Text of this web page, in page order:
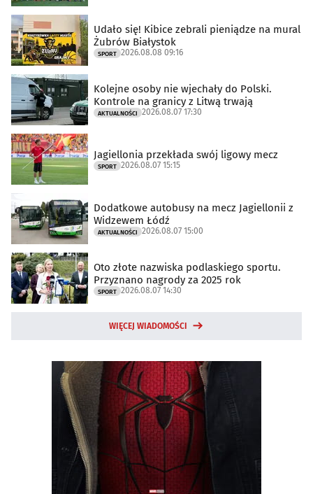
Udało się! Kibice zebrali pieniądze na mural
Żubrów Białystok
SPORT 2026.08.08 09:16
Kolejne osoby nie wjechały do Polski.
Kontrole na granicy z Litwą trwają
AKTUALNOŚCI 2026.08.07 17:30
Jagiellonia przekłada swój ligowy mecz
SPORT 2026.08.07 15:15
Dodatkowe autobusy na mecz Jagiellonii z
Widzewem Łódź
AKTUALNOŚCI 2026.08.07 15:00
Oto złote nazwiska podlaskiego sportu.
Przyznano nagrody za 2025 rok
SPORT 2026.08.07 14:30
WIĘCEJ WIADOMOŚCI